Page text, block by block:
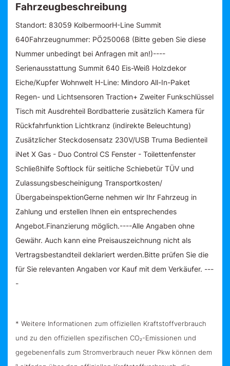
Fahrzeugbeschreibung
Standort: 83059 KolbermoorH-Line Summit
640Fahrzeugnummer: PÖ250068 (Bitte geben Sie diese
Nummer unbedingt bei Anfragen mit an!)----
Serienausstattung Summit 640 Eis-Weiß Holzdekor
Eiche/Kupfer Wohnwelt H-Line: Mindoro All-In-Paket
Regen- und Lichtsensoren Traction+ Zweiter Funkschlüssel
Tisch mit Ausdrehteil Bordbatterie zusätzlich Kamera für
Rückfahrfunktion Lichtkranz (indirekte Beleuchtung)
Zusätzlicher Steckdosensatz 230V/USB Truma Bedienteil
iNet X Gas - Duo Control CS Fenster - Toilettenfenster
Schließhilfe Softlock für seitliche Schiebetür TÜV und
Zulassungsbescheinigung Transportkosten/
ÜbergabeinspektionGerne nehmen wir Ihr Fahrzeug in
Zahlung und erstellen Ihnen ein entsprechendes
Angebot.Finanzierung möglich.----Alle Angaben ohne
Gewähr. Auch kann eine Preisauszeichnung nicht als
Vertragsbestandteil deklariert werden.Bitte prüfen Sie die
für Sie relevanten Angaben vor Kauf mit dem Verkäufer. ---
-
* Weitere Informationen zum offiziellen Kraftstoffverbrauch
und zu den offiziellen spezifischen CO₂-Emissionen und
gegebenenfalls zum Stromverbrauch neuer Pkw können dem